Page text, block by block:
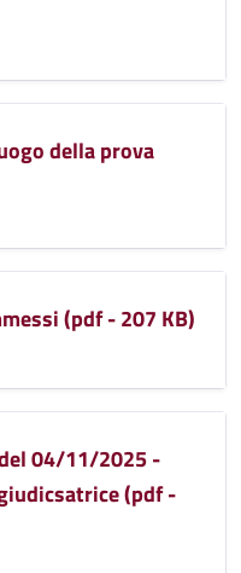
della prova
(pdf - 207 KB)
04/11/2025 -
(pdf -